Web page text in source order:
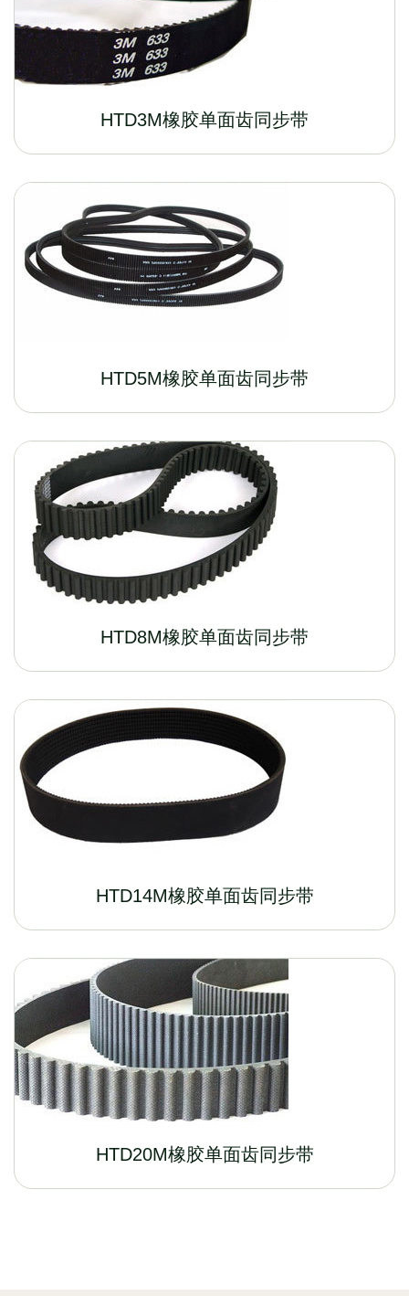
HTD3M橡胶单面齿同步带
HTD5M橡胶单面齿同步带
HTD8M橡胶单面齿同步带
HTD14M橡胶单面齿同步带
HTD20M橡胶单面齿同步带